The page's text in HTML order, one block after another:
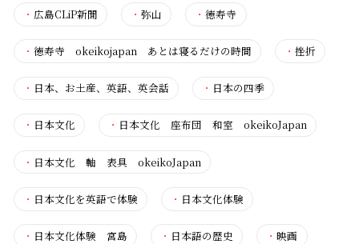
・ 広島CLiP新聞 ・弥山 ・徳寿寺
・ 徳寿寺 okeikojapan あとは寝るだけの時間 ・挫折
・ 日本、お土産、英語、英会話 ・ 日本の四季
・ 日本文化 ・ 日本文化 座布団 和室 okeikoJapan
・ 日本文化 軸 表具 okeikoJapan
・ 日本文化を英語で体験 ・ 日本文化体験
・ 日本文化体験 宮島 ・ 日本語の歴史 ・映画